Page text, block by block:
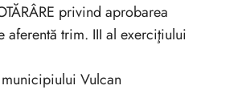
privind aprobarea
aferentă trim. III al exerciţiului
Vulcan